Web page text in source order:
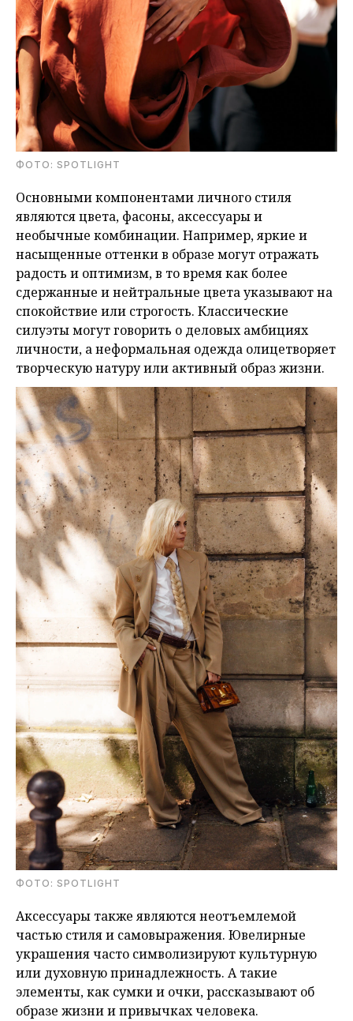
ФОТО: SPOTLIGHT
Основными компонентами личного стиля
являются цвета, фасоны, аксессуары и
необычные комбинации. Например, яркие и
насыщенные оттенки в образе могут отражать
радость и оптимизм, в то время как более
сдержанные и нейтральные цвета указывают на
спокойствие или строгость. Классические
силуэты могут говорить о деловых амбициях
личности, а неформальная одежда олицетворяет
творческую натуру или активный образ жизни.
ФОТО: SPOTLIGHT
Аксессуары также являются неотъемлемой
частью стиля и самовыражения. Ювелирные
украшения часто символизируют культурную
или духовную принадлежность. А такие
элементы, как сумки и очки, рассказывают об
образе жизни и привычках человека.